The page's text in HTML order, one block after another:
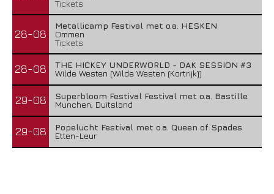
Tickets
28-08
Metallicamp Festival met o.a. HESKEN
Ommen
Tickets
28-08
THE HICKEY UNDERWORLD - DAK SESSION #3
Wilde Westen (Wilde Westen (Kortrijk))
29-08
Superbloom Festival Festival met o.a. Bastille
Munchen, Duitsland
29-08
Popelucht Festival met o.a. Queen of Spades
Etten-Leur